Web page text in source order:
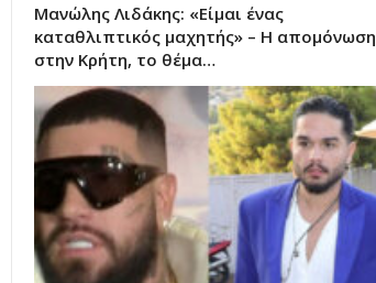
Μανώλης Λιδάκης: «Είμαι ένας
καταθλιπτικός μαχητής» – Η απομόνωση
στην Κρήτη, το θέμα…